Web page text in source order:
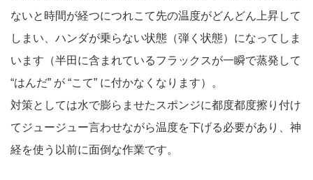
ないと時間が経つにつれこて先の温度がどんどん上昇して
しまい、ハンダが乗らない状態（弾く状態）になってしま
います（半田に含まれているフラックスが一瞬で蒸発して
“はんだ” が “こて” に付かなくなります）。
対策としては水で膨らませたスポンジに都度都度擦り付け
てジュージュー言わせながら温度を下げる必要があり、神
経を使う以前に面倒な作業です。